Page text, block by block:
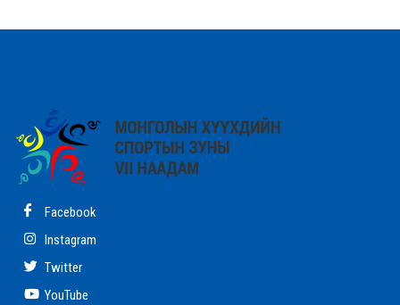
Facebook
Instagram
Twitter
YouTube